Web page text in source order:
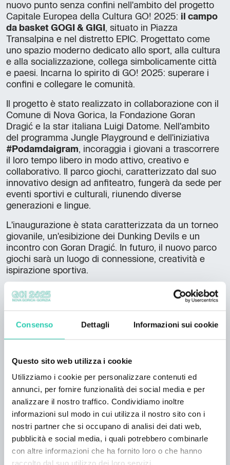
Consenso Dettagli Informazioni sui cookie
Questo sito web utilizza i cookie
Utilizziamo i cookie per personalizzare contenuti ed
annunci, per fornire funzionalità dei social media e per
analizzare il nostro traffico. Condividiamo inoltre
informazioni sul modo in cui utilizza il nostro sito con i
nostri partner che si occupano di analisi dei dati web,
pubblicità e social media, i quali potrebbero combinarle
con altre informazioni che ha fornito loro o che hanno
nuovo punto senza confini nell'ambito del progetto
Capitale Europea della Cultura GO! 2025: il campo
da basket GOGI & GIGI , situato in Piazza
Transalpina e nel distretto EPIC. Progettato come
uno spazio moderno dedicato allo sport, alla cultura
e alla socializzazione, collega simbolicamente città
e paesi. Incarna lo spirito di GO! 2025: superare i
confini e collegare le comunità.
Il progetto è stato realizzato in collaborazione con il
Comune di Nova Gorica, la Fondazione Goran
Dragić e la star italiana Luigi Datome. Nell'ambito
del programma Jungle Playground e dell'iniziativa
#Podamdaigram, incoraggia i giovani a trascorrere
il loro tempo libero in modo attivo, creativo e
collaborativo. Il parco giochi, caratterizzato dal suo
innovativo design ad anfiteatro, fungerà da sede per
eventi sportivi e culturali, riunendo diverse
generazioni e lingue.
L'inaugurazione è stata caratterizzata da un torneo
giovanile, un'esibizione dei Dunking Devils e un
incontro con Goran Dragić. In futuro, il nuovo parco
giochi sarà un luogo di connessione, creatività e
ispirazione sportiva.